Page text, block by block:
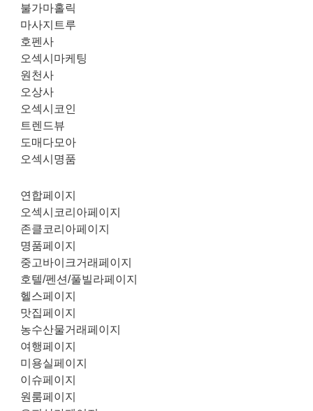
불가마홀릭
마사지트루
호펜사
오섹시마케팅
원천사
오상사
오섹시코인
트렌드뷰
도매다모아
오섹시명품
연합페이지
오섹시코리아페이지
존클코리아페이지
명품페이지
중고바이크거래페이지
호텔/펜션/풀빌라페이지
헬스페이지
맛집페이지
농수산물거래페이지
여행페이지
미용실페이지
이슈페이지
원룸페이지